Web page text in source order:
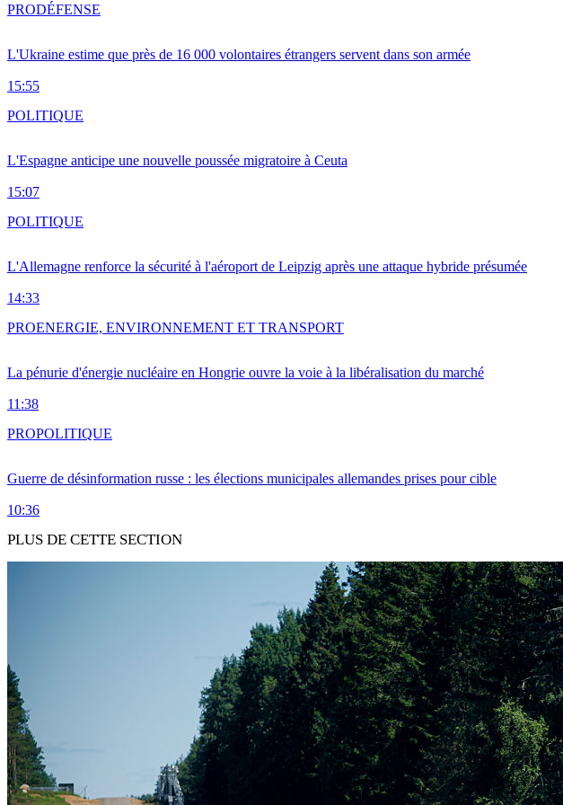
L'Ukraine estime que près de 16 000 volontaires étrangers servent dans son armée
15:55
PRODÉFENSE
L'Espagne anticipe une nouvelle poussée migratoire à Ceuta
15:07
POLITIQUE
L'Allemagne renforce la sécurité à l'aéroport de Leipzig après une attaque hybride présumée
14:33
POLITIQUE
La pénurie d'énergie nucléaire en Hongrie ouvre la voie à la libéralisation du marché
11:38
PROENERGIE, ENVIRONNEMENT ET TRANSPORT
Guerre de désinformation russe : les élections municipales allemandes prises pour cible
10:36
PROPOLITIQUE
PLUS DE CETTE SECTION